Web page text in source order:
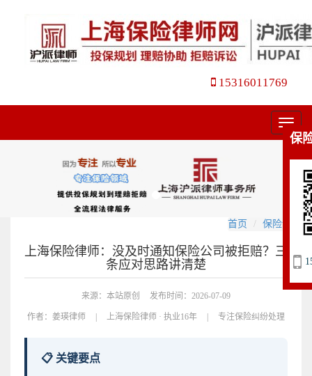
15316011769
菜
单
首页 保险诉讼
上海保险律师：没及时通知保险公司被拒赔？三
条应对思路讲清楚
来源：本站原创 发布时间：2026-07-09
作者： 姜瑛律师 | 上海保险律师 · 执业16年 | 专注保险纠纷处理
📋 关键要点
保